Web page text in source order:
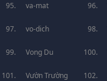
va-mat
vo-dich
Vong Du
Vườn Trường